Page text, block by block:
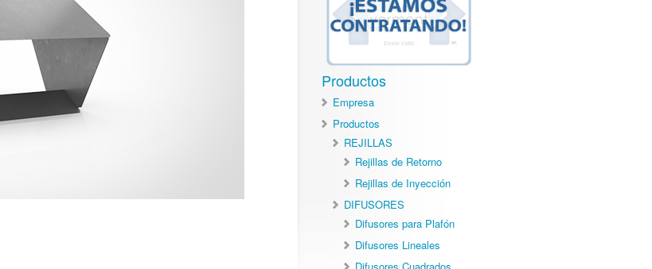
Productos
Empresa
Productos
REJILLAS
Rejillas de Retorno
Rejillas de Inyección
DIFUSORES
Difusores para Plafón
Difusores Lineales